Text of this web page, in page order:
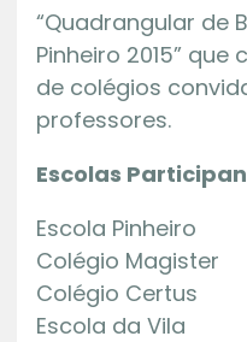
“Quadrangular de
Pinheiro 2015”
de colégios
professores.
Escolas
Escola Pinheiro
Colégio Magister
Colégio Certus
Escola da Vila